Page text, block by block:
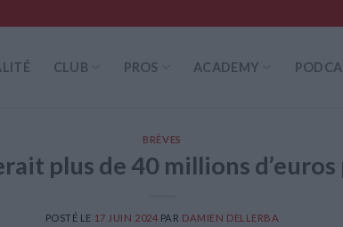
CLUB PROS ACADEMY
BRÈVES
plus de 40 millions
POSTÉ LE 17 JUIN 2024 PAR DAMIEN DELLERBA